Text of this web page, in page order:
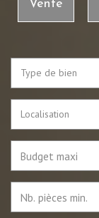
Vente
Type de bien
Localisation